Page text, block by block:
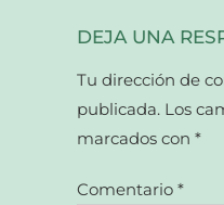
DEJA UNA
Tu dirección de
publicada. Los
marcados con*
Comentario*